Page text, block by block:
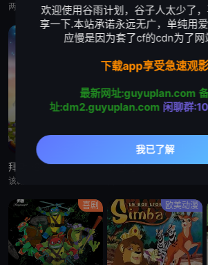
两位好姐妹将播客转为悬疑推理节目，在海滩嘉年华追查连环失窃谜案的冒险经历 两位好姐妹将播客转为悬疑推理节目，在海滩嘉年华追查连环失窃谜案的冒险经历
动画
拜斯:格雷夫
剧情
全10集
乡巴佬希尔一家的幸福生活 第十五季
喜剧 欧美动漫
欢迎使用谷雨计划，谷子人太少了
享一下.本站承诺永远无广，单纯用
应慢是因为套了cf的cdn为了网
下载app享受急速观
最新网址:guyuplan.com
址:dm2.guyuplan.com 闲聊群